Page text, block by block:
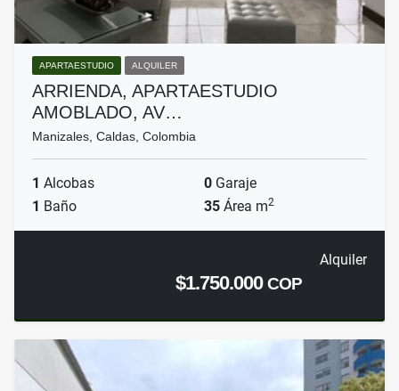
APARTAESTUDIO ALQUILER
ARRIENDA, APARTAESTUDIO
AMOBLADO, AV…
Manizales, Caldas, Colombia
1 Alcobas 0 Garaje
1 Baño 35 Área m2
Alquiler
$1.750.000COP